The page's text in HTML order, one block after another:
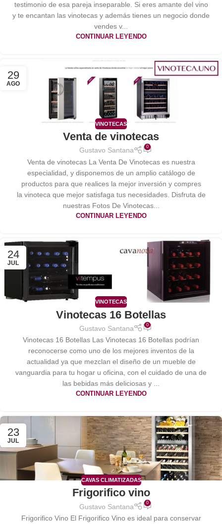
testimonio de esa pareja inseparable. Si eres amante del vino
y te encantan las vinotecas y además tienes un negocio donde
vendes v...
CONTINUAR LEYENDO
29
AGO
VINOTECAS
Venta de vinotecas
Gustavo Santana 0
Venta de vinotecas La Venta De Vinotecas es nuestra
especialidad, y disponemos de un amplio catálogo de
productos para que realices la mejor inversión y compres
la vinoteca que mejor satisfaga tus necesidades. Disfruta de
nuestras Fotos De Vinotecas...
CONTINUAR LEYENDO
24
JUL
VINOTECAS
Vinotecas 16 Botellas
Gustavo Santana 0
Vinotecas 16 Botellas Las Vinotecas 16 Botellas podrían
reconocerse como uno de los mejores inventos de la
actualidad ya que mezclan el diseño de un mueble de
vanguardia para tu hogar u oficina, con el cuidado de una de
las bebidas más deliciosas y ...
CONTINUAR LEYENDO
23
JUL
CAVAS CLIMATIZADAS
Frigorifico vino
Gustavo Santana 0
Frigorifico Vino El Frigorifico Vino es ideal para conservar